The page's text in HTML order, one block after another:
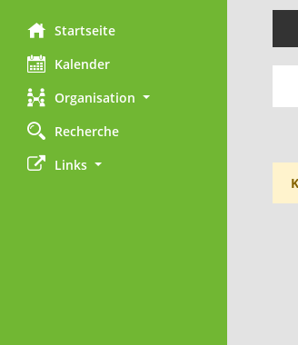
Startseite
Kalender
Organisation
Recherche
Links